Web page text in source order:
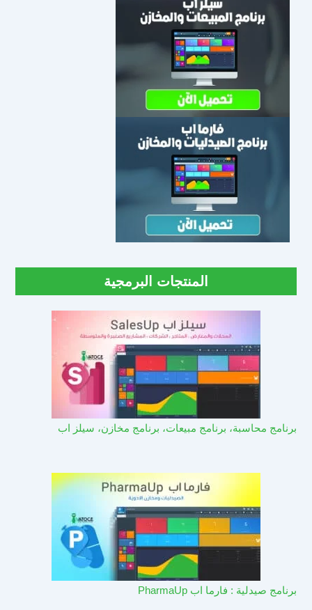
المنتجات البرمجية
برنامج محاسبة، برنامج مبيعات، برنامج مخازن، سيلز اب
برنامج صيدلية : فارما اب PharmaUp​